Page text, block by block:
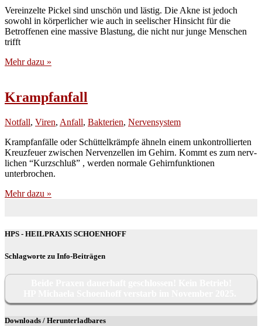
Ver­ein­zel­te Pickel sind unschön und läs­tig. Die Akne ist jedoch
sowohl in kör­per­li­cher wie auch in see­li­scher Hin­sicht für die
Betrof­fe­nen eine mas­si­ve Blas­tung, die nicht nur jun­ge Men­schen
trifft
Mehr dazu »
Krampfanfall
Notfall, Viren, Anfall, Bakterien, Nervensystem
Krampf­an­fäl­le oder Schüt­tel­krämp­fe ähneln einem unkon­trol­lier­ten
Kreuz­feu­er zwi­schen Ner­ven­zel­len im Gehirn. Kommt es zum nerv­
li­chen “Kurz­schluß” , wer­den nor­ma­le Gehirn­funk­tio­nen
unterbrochen.
Mehr dazu »
HPS - HEILPRAXIS SCHOENHOFF
Schlagworte zu Info-Beiträgen
Downloads / Herunterladbares